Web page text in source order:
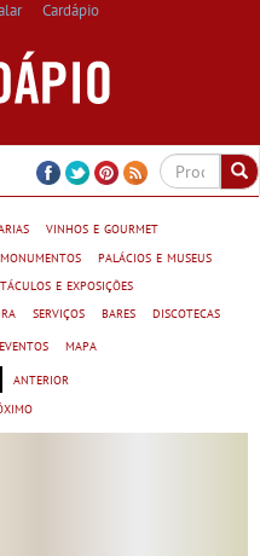
Cardápio
vinhos e gourmet
monumentos
palácios e museus
e exposições
serviços bares
discotecas
mapa
anterior